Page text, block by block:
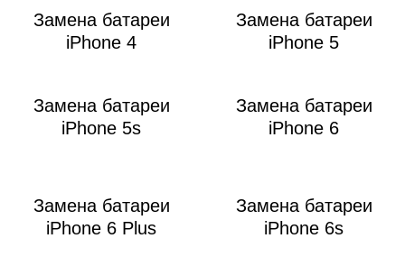
Замена батареи
iPhone 4
Замена батареи
iPhone 5
Замена батареи
iPhone 5s
Замена батареи
iPhone 6
Замена батареи
iPhone 6 Plus
Замена батареи
iPhone 6s